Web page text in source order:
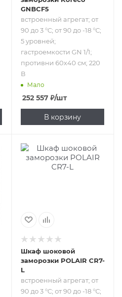
GNBCF5
встроенный агрегат; от
90 до 3 °С; от 90 до -18 °С;
5 уровней;
гастроемкости GN 1/1;
противни 60х40 см; 220
В
Мало
252 557₽/шт
В корзину
Подпись к товару
встроенный
агрегат; от 90 до 3
60х40 см; 380 В
Шкаф шоковой
заморозки POLAIR CR7-
L
встроенный агрегат; от
90 до 3 °С; от 90 до -18 °С;